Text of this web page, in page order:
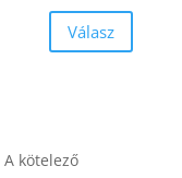
Válasz
A kötelező